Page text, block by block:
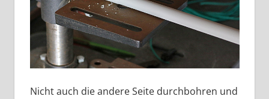
Nicht auch die andere Seite durchbohren und